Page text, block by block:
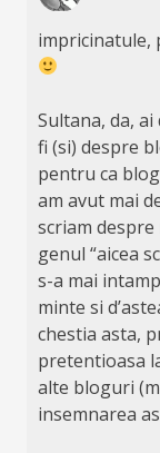
impricinatule,
Sultana, da,
fi (si) despre
pentru ca
am avut mai
scriam despre
genul “aicea
s-a mai
minte si
chestia asta,
pretentioasa
alte bloguri
insemnarea